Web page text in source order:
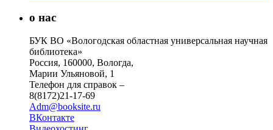
о нас
БУК ВО «Вологодская областная универсальная научная
библиотека»
Россия, 160000, Вологда,
Марии Ульяновой, 1
Телефон для справок –
8(8172)21-17-69
Adm@booksite.ru
ВКонтакте